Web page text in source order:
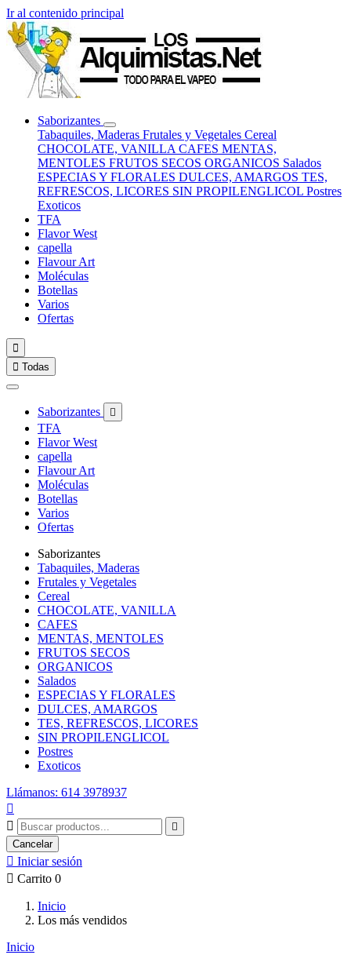
Ir al contenido principal
Saborizantes
Tabaquiles, Maderas Frutales y Vegetales Cereal
CHOCOLATE, VANILLA CAFES MENTAS,
MENTOLES FRUTOS SECOS ORGANICOS Salados
ESPECIAS Y FLORALES DULCES, AMARGOS TES,
REFRESCOS, LICORES SIN PROPILENGLICOL Postres
Exoticos
TFA
Flavor West
capella
Flavour Art
Moléculas
Botellas
Varios
Ofertas

 Todas
Saborizantes 
TFA
Flavor West
capella
Flavour Art
Moléculas
Botellas
Varios
Ofertas
Saborizantes
Tabaquiles, Maderas
Frutales y Vegetales
Cereal
CHOCOLATE, VANILLA
CAFES
MENTAS, MENTOLES
FRUTOS SECOS
ORGANICOS
Salados
ESPECIAS Y FLORALES
DULCES, AMARGOS
TES, REFRESCOS, LICORES
SIN PROPILENGLICOL
Postres
Exoticos
Llámanos: 614 3978937



Cancelar
 Iniciar sesión
 Carrito 0
Inicio
Los más vendidos
Inicio